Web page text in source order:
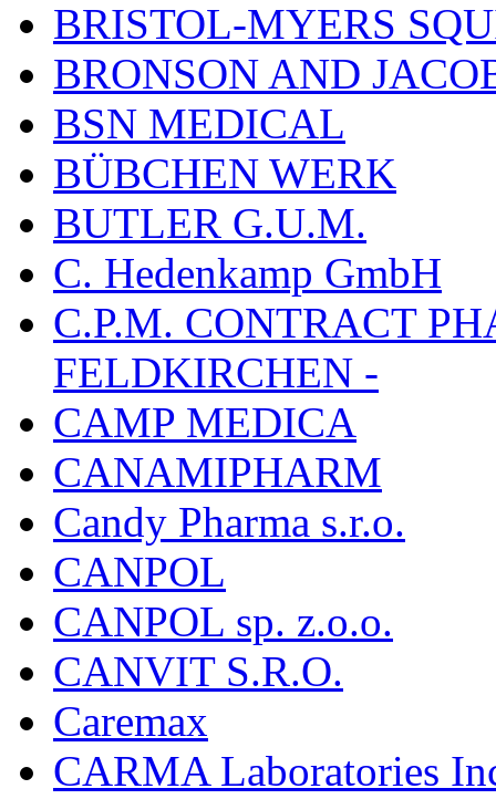
BRISTOL-MYERS
BRONSON AND
BSN MEDICAL
BÜBCHEN WERK
BUTLER G.U.M.
C. Hedenkamp GmbH
C.P.M. CONTRACT
FELDKIRCHEN -
CAMP MEDICA
CANAMIPHARM
Candy Pharma s.r.o.
CANPOL
CANPOL sp. z.o.o.
CANVIT S.R.O.
Caremax
CARMA Laboratories